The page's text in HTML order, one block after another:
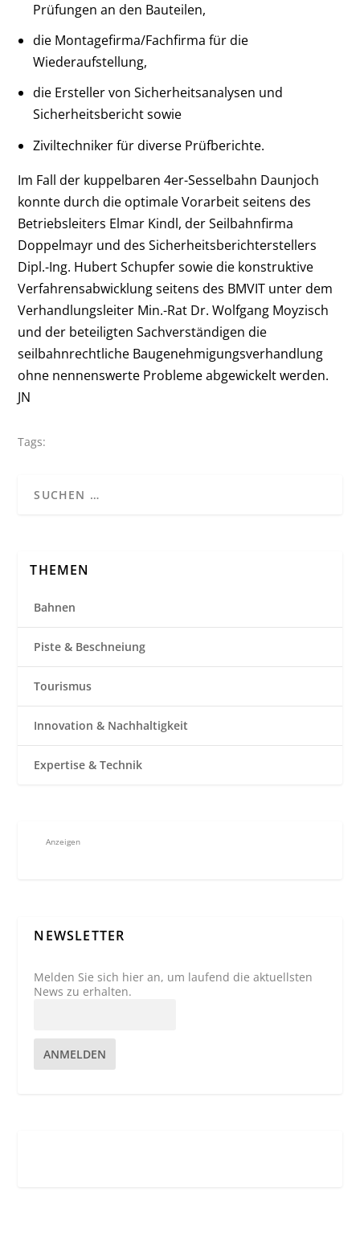
Prüfungen an den Bauteilen,
die Montagefirma/Fachfirma für die
Wiederaufstellung,
die Ersteller von Sicherheitsanalysen und
Sicherheitsbericht sowie
Ziviltechniker für diverse Prüfberichte.
Im Fall der kuppelbaren 4er-Sesselbahn Daunjoch
konnte durch die optimale Vorarbeit seitens des
Betriebsleiters Elmar Kindl, der Seilbahnfirma
Doppelmayr und des Sicherheitsberichterstellers
Dipl.-Ing. Hubert Schupfer sowie die konstruktive
Verfahrensabwicklung seitens des BMVIT unter dem
Verhandlungsleiter Min.-Rat Dr. Wolfgang Moyzisch
und der beteiligten Sachverständigen die
seilbahnrechtliche Baugenehmigungsverhandlung
ohne nennenswerte Probleme abgewickelt werden.
JN
Tags:
THEMEN
Bahnen
Piste & Beschneiung
Tourismus
Innovation & Nachhaltigkeit
Expertise & Technik
Anzeigen
NEWSLETTER
Melden Sie sich hier an, um laufend die aktuellsten
News zu erhalten.
ANMELDEN